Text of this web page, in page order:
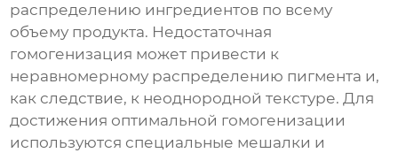
распределению ингредиентов по всему
объему продукта. Недостаточная
гомогенизация может привести к
неравномерному распределению пигмента и,
как следствие, к неоднородной текстуре. Для
достижения оптимальной гомогенизации
используются специальные мешалки и